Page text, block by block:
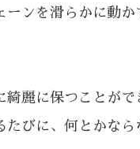
ンを滑らかに動か
麗に保つことが
びに、何とかなら